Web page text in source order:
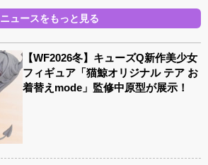
ニュースをもっと見る
【WF2026冬】キューズQ新作美少女
フィギュア「猫鯨オリジナル テア お
着替えmode」監修中原型が展示！